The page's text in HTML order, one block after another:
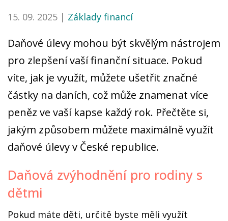
15. 09. 2025 | Základy financí
Daňové úlevy mohou být skvělým nástrojem
pro zlepšení vaší finanční situace. Pokud
víte, jak je využít, můžete ušetřit značné
částky na daních, což může znamenat více
peněz ve vaší kapse každý rok. Přečtěte si,
jakým způsobem můžete maximálně využít
daňové úlevy v České republice.
Daňová zvýhodnění pro rodiny s
dětmi
Pokud máte děti, určitě byste měli využít